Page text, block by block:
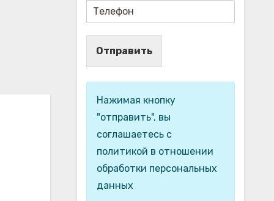
Отправить
Нажимая кнопку
"отправить", вы
соглашаетесь с
политикой в отношении
обработки персональных
данных